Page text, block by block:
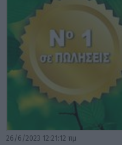
26/6/2023 12:21:12 πμ